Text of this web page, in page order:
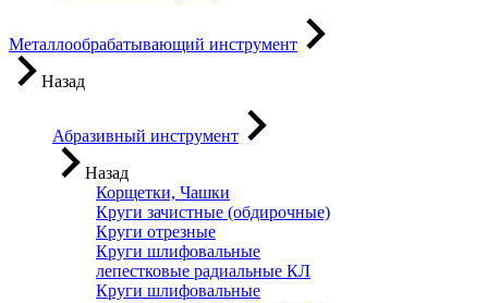
Металлообрабатывающий инструмент
Назад
Абразивный инструмент
Назад
Корщетки, Чашки
Круги зачистные (обдирочные)
Круги отрезные
Круги шлифовальные
лепестковые радиальные КЛ
Круги шлифовальные